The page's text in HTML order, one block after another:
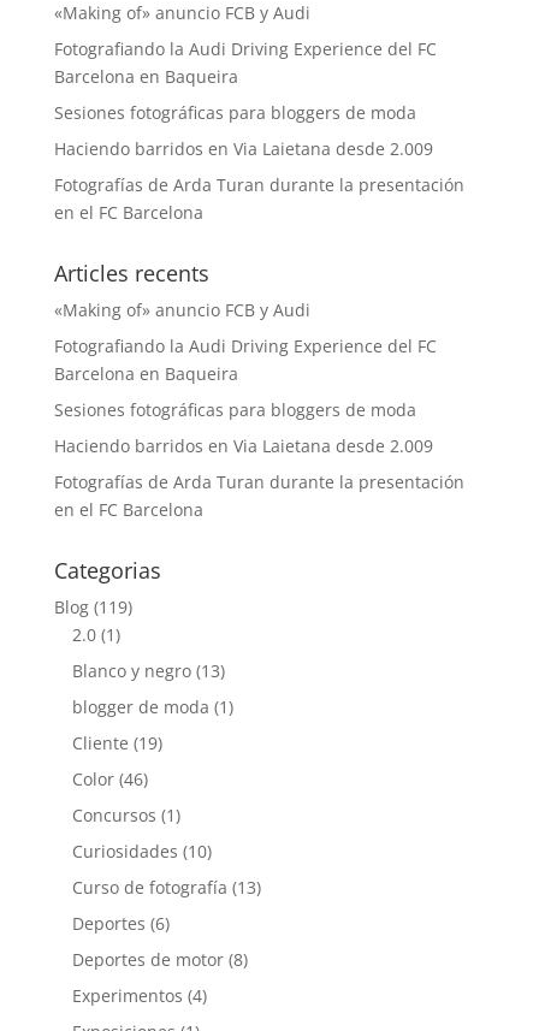
«Making of» anuncio FCB y Audi
Fotografiando la Audi Driving Experience del FC
Barcelona en Baqueira
Sesiones fotográficas para bloggers de moda
Haciendo barridos en Via Laietana desde 2.009
Fotografías de Arda Turan durante la presentación
en el FC Barcelona
Articles recents
«Making of» anuncio FCB y Audi
Fotografiando la Audi Driving Experience del FC
Barcelona en Baqueira
Sesiones fotográficas para bloggers de moda
Haciendo barridos en Via Laietana desde 2.009
Fotografías de Arda Turan durante la presentación
en el FC Barcelona
Categorias
Blog(119)
2.0(1)
Blanco y negro(13)
blogger de moda (1)
Cliente (19)
Color(46)
Concursos (1)
Curiosidades (10)
Curso de fotografía (13)
Deportes (6)
Deportes de motor(8)
Experimentos (4)